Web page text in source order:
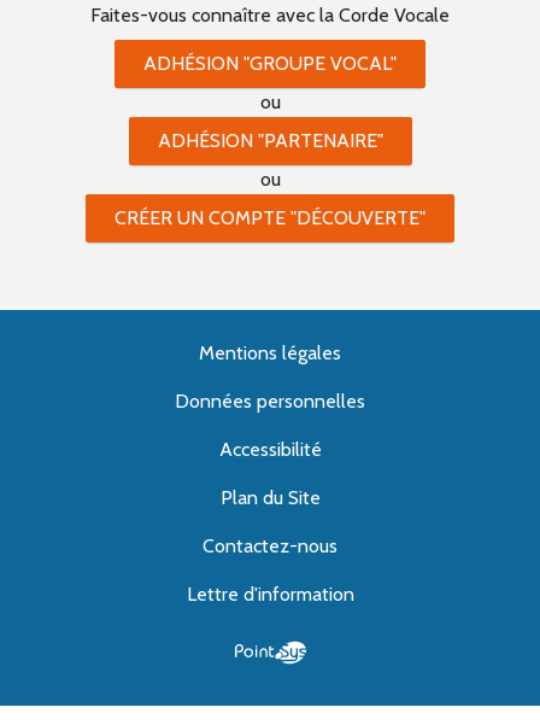
Faites-vous connaître avec la Corde Vocale
ADHÉSION "GROUPE VOCAL"
ou
ADHÉSION "PARTENAIRE"
ou
CRÉER UN COMPTE "DÉCOUVERTE"
Mentions légales
Données personnelles
Accessibilité
Plan du Site
Contactez-nous
Lettre d'information